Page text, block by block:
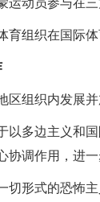
运动员参与在
育组织在国际
区组织内发展并
以多边主义和
协调作用，进一
切形式的恐怖